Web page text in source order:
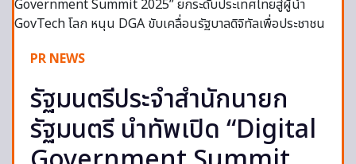
PR NEWS
รัฐมนตรีประจำสำนักนายก
รัฐมนตรี นำทัพเปิด “Digital